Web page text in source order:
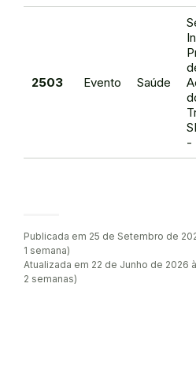
2503 Evento Saúde
-
Publicada em 25 de Setembro de
1 semana)
Atualizada em 22 de Junho de 2026
2 semanas)